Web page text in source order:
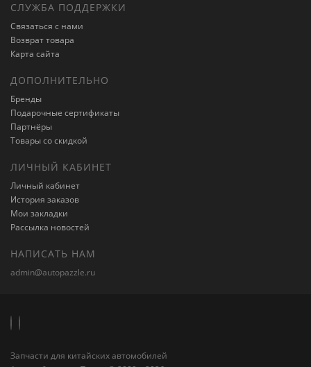
СЛУЖБА ПОДДЕРЖКИ
Связаться с нами
Возврат товара
Карта сайта
ДОПОЛНИТЕЛЬНО
Бренды
Подарочные сертификаты
Партнёры
Товары со скидкой
ЛИЧНЫЙ КАБИНЕТ
Личный кабинет
История заказов
Мои закладки
Рассылка новостей
НАПИСАТЬ НАМ
admin@autopazzle.ru
Запчасти для китайских автомобилей